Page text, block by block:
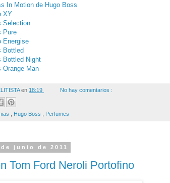
In Motion de Hugo Boss
XY
Selection
Pure
Energise
Bottled
Bottled Night
Orange Man
en 18:19 No hay comentarios :
Hugo Boss Perfumes
junio de 2011
Tom Ford Neroli Portofino